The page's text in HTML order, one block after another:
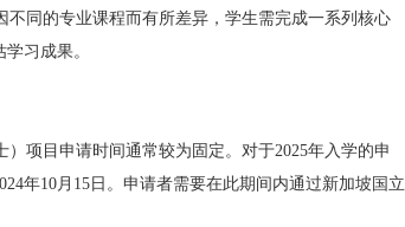
同的专业课程而有所差异，学生需完成一系列核心
习成果。
项目申请时间通常较为固定。对于2025年入学的申
年10月15日。申请者需要在此期间内通过新加坡国立